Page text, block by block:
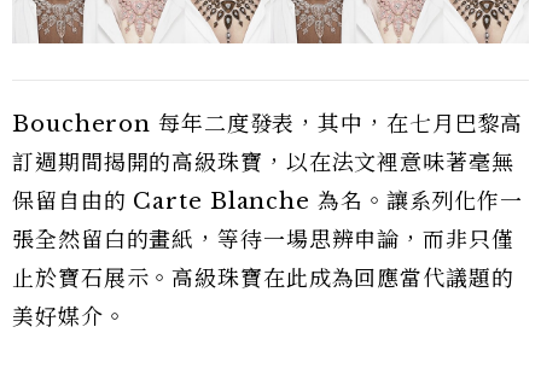
Boucheron 每年二度發表，其中，在七月巴黎高
訂週期間揭開的高級珠寶，以在法文裡意味著毫無
保留自由的 Carte Blanche 為名。讓系列化作一
張全然留白的畫紙，等待一場思辨申論，而非只僅
止於寶石展示。高級珠寶在此成為回應當代議題的
美好媒介。